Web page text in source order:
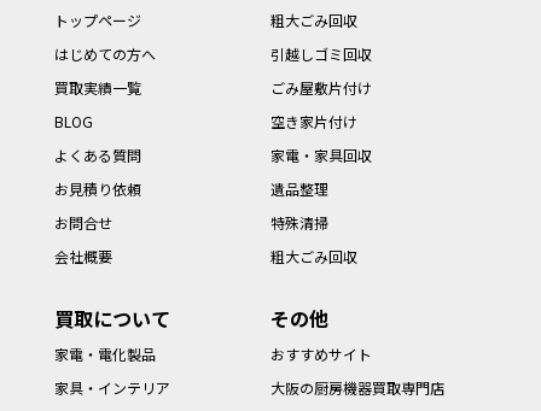
トップページ
はじめての方へ
買取実績一覧
BLOG
よくある質問
お見積り依頼
お問合せ
会社概要
粗大ごみ回収
引越しゴミ回収
ごみ屋敷片付け
空き家片付け
家電・家具回収
遺品整理
特殊清掃
粗大ごみ回収
買取について
家電・電化製品
家具・インテリア
その他
おすすめサイト
大阪の厨房機器買取専門店